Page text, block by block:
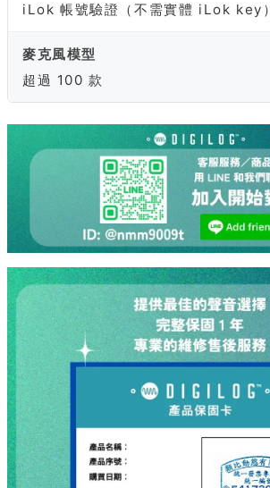
iLok 帳號驗證（不需實體 iLok key）
麥克風模型
超過 100 款